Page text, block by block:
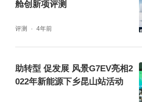
舱创新项评测
评测 4年前
助转型 促发展 风景G7EV亮相2
022年新能源下乡昆山站活动